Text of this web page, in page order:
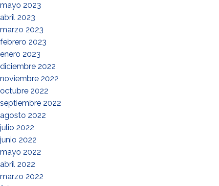
mayo 2023
abril 2023
marzo 2023
febrero 2023
enero 2023
diciembre 2022
noviembre 2022
octubre 2022
septiembre 2022
agosto 2022
julio 2022
junio 2022
mayo 2022
abril 2022
marzo 2022